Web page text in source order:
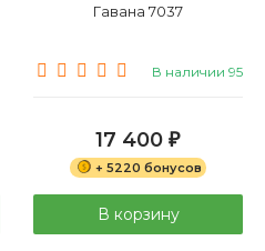
Гавана 7037
В наличии 95
17 400 ₽
+ 5220 бонусов
В корзину